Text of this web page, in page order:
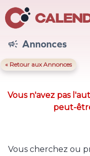
 Annonces
« Retour aux Annonces
Vous n'avez pas
peut-
Vous cherchez ou